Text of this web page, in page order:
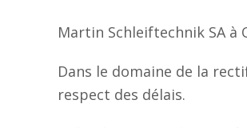
Martin Schleiftechnik SA
Dans le domaine de la
respect des délais.